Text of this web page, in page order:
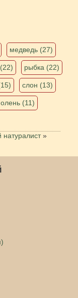
медведь (27)
рыбка (22)
слон (13)
олень (11)
»